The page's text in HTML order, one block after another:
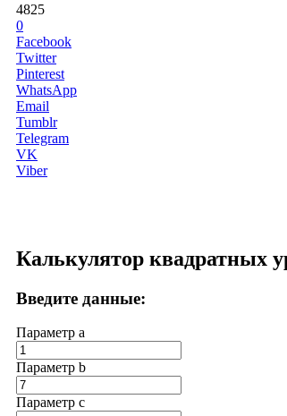
4825
0
Facebook
Twitter
Pinterest
WhatsApp
Email
Tumblr
Telegram
VK
Viber
Калькулятор квадратных
Введите данные:
Параметр a
Параметр b
Параметр с